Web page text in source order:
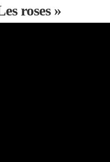
roses »